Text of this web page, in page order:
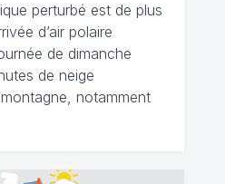
perturbé est de plus
d’air polaire
de dimanche
de neige
notamment